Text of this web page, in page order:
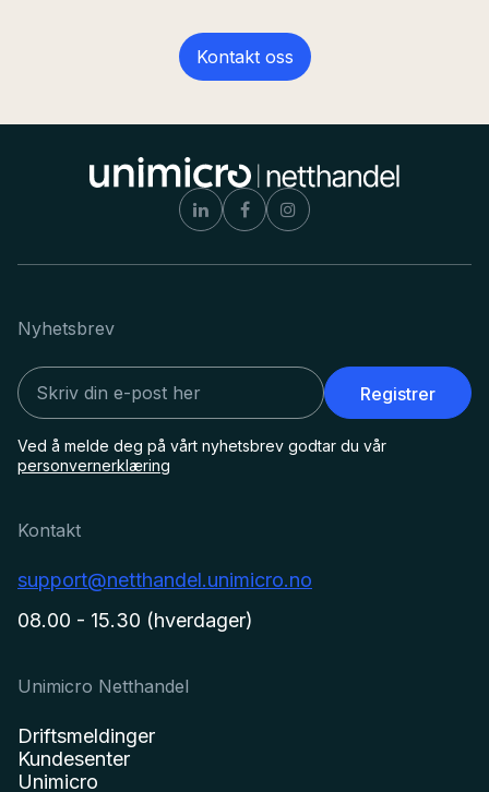
Kontakt oss
Nyhetsbrev
Registrer
Ved å melde deg på vårt nyhetsbrev godtar du vår
personvernerklæring
Kontakt
support@netthandel.unimicro.no
08.00 - 15.30 (hverdager)
Unimicro Netthandel
Driftsmeldinger
Kundesenter
Unimicro